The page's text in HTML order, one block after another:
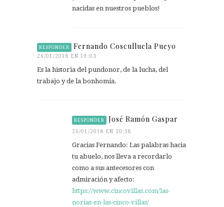
nacidas en nuestros pueblos!
RESPONDER Fernando Cosculluela Pueyo
26/01/2018 EN 19:03
Es la historia del pundonor, de la lucha, del
trabajo y de la bonhomía.
RESPONDER José Ramón Gaspar
26/01/2018 EN 20:58
Gracias Fernando: Las palabras hacia
tu abuelo, nos lleva a recordarlo
como a sus antecesores con
admiración y afecto:
https://www.cincovillas.com/las-
norias-en-las-cinco-villas/